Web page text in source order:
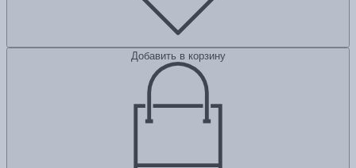
Добавить в корзину